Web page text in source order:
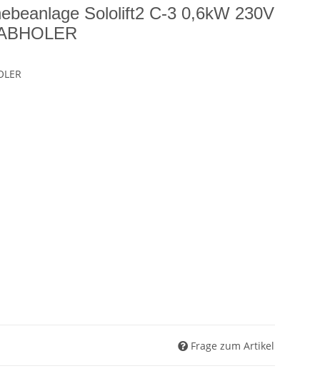
Sololift2 C-3 0,6kW 230V
Frage zum Artikel